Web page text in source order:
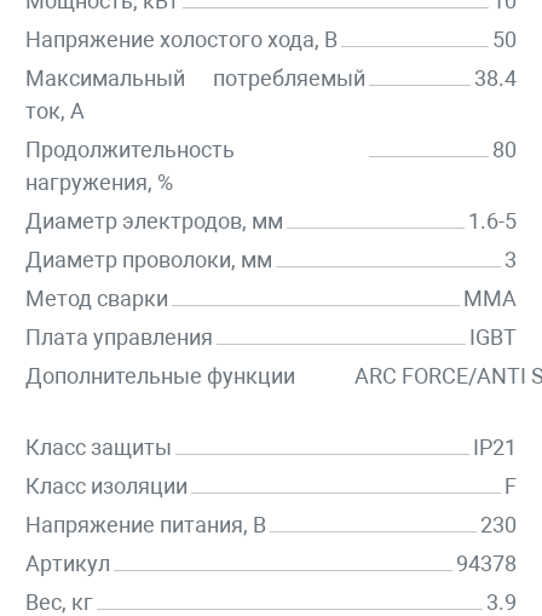
Напряжение холостого хода, В
50
Максимальный потребляемый
ток, А
38.4
Продолжительность
нагружения, %
80
Диаметр электродов, мм
1.6-5
Диаметр проволоки, мм
3
Метод сварки
MMA
Плата управления
IGBT
Дополнительные функции
ARC FORCE/ANTI
Класс защиты
IP21
Класс изоляции
F
Напряжение питания, В
230
Артикул
94378
Вес, кг
3.9